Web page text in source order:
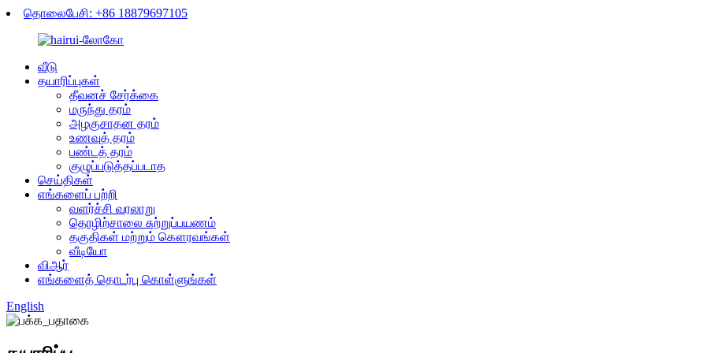
தொலைபேசி: +86 18879697105
வீடு
தயாரிப்புகள்
தீவனச் சேர்க்கை
மருந்து தரம்
அழகுசாதன தரம்
உணவுத் தரம்
பண்டத் தரம்
குழுப்படுத்தப்படாத
செய்திகள்
எங்களைப் பற்றி
வளர்ச்சி வரலாறு
தொழிற்சாலை சுற்றுப்பயணம்
தகுதிகள் மற்றும் கௌரவங்கள்
வீடியோ
விஆர்
எங்களைத் தொடர்பு கொள்ளுங்கள்
English